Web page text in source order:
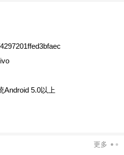
Android 5.0以上
更多